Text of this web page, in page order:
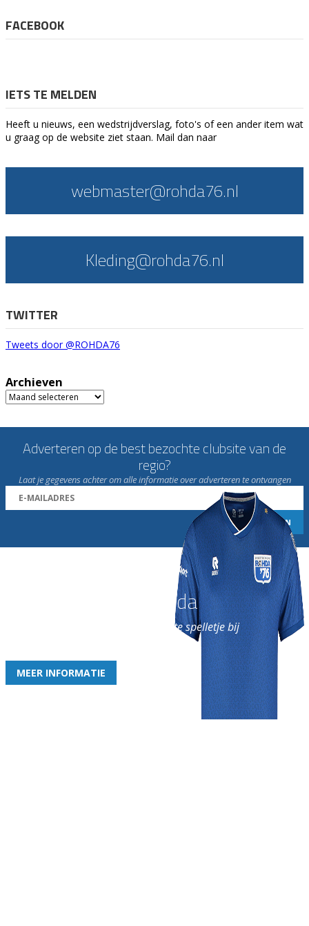
FACEBOOK
IETS TE MELDEN
Heeft u nieuws, een wedstrijdverslag, foto's of een ander item wat
u graag op de website ziet staan. Mail dan naar
webmaster@rohda76.nl
Kleding@rohda76.nl
TWITTER
Tweets door @ROHDA76
Archieven
Archieven
Adverteren op de best bezochte clubsite van de
regio?
Laat je gegevens achter om alle informatie over adverteren te ontvangen
Word nu lid van Rohda
en geniet iedere week van het leukste spelletje bij
MEER INFORMATIE